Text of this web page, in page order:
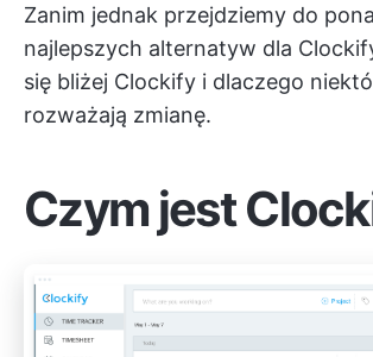
Zanim jednak przejdziemy do
najlepszych alternatyw dla
się bliżej Clockify i dlaczego
rozważają zmianę.
Czym jest